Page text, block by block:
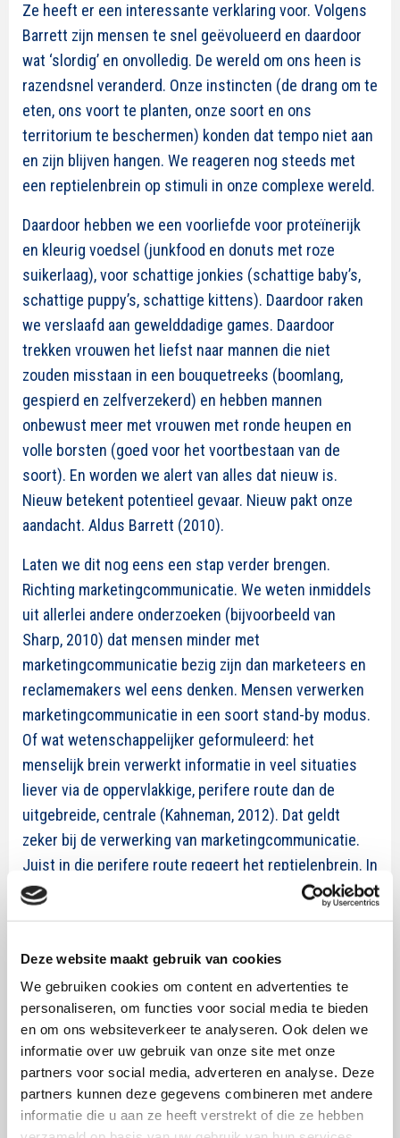
Deze website maakt gebruik van cookies
We gebruiken cookies om content en advertenties te
personaliseren, om functies voor social media te bieden
en om ons websiteverkeer te analyseren. Ook delen we
informatie over uw gebruik van onze site met onze
partners voor social media, adverteren en analyse. Deze
partners kunnen deze gegevens combineren met andere
informatie die u aan ze heeft verstrekt of die ze hebben
Ze heeft er een interessante verklaring voor. Volgens
Barrett zijn mensen te snel geëvolueerd en daardoor
wat ‘slordig’ en onvolledig. De wereld om ons heen is
razendsnel veranderd. Onze instincten (de drang om te
eten, ons voort te planten, onze soort en ons
territorium te beschermen) konden dat tempo niet aan
en zijn blijven hangen. We reageren nog steeds met
een reptielenbrein op stimuli in onze complexe wereld.
Daardoor hebben we een voorliefde voor proteïnerijk
en kleurig voedsel (junkfood en donuts met roze
suikerlaag), voor schattige jonkies (schattige baby’s,
schattige puppy’s, schattige kittens). Daardoor raken
we verslaafd aan gewelddadige games. Daardoor
trekken vrouwen het liefst naar mannen die niet
zouden misstaan in een bouquetreeks (boomlang,
gespierd en zelfverzekerd) en hebben mannen
onbewust meer met vrouwen met ronde heupen en
volle borsten (goed voor het voortbestaan van de
soort). En worden we alert van alles dat nieuw is.
Nieuw betekent potentieel gevaar. Nieuw pakt onze
aandacht. Aldus Barrett (2010).
Laten we dit nog eens een stap verder brengen.
Richting marketingcommunicatie. We weten inmiddels
uit allerlei andere onderzoeken (bijvoorbeeld van
Sharp, 2010) dat mensen minder met
marketingcommunicatie bezig zijn dan marketeers en
reclamemakers wel eens denken. Mensen verwerken
marketingcommunicatie in een soort stand-by modus.
Of wat wetenschappelijker geformuleerd: het
menselijk brein verwerkt informatie in veel situaties
liever via de oppervlakkige, perifere route dan de
uitgebreide, centrale (Kahneman, 2012). Dat geldt
zeker bij de verwerking van marketingcommunicatie.
Juist in die perifere route regeert het reptielenbrein. In
die perifere route krijgt de ratio weinig kans om dat
stimuli inzetten om communicatie effectiever te
maken.
Ik pleit niet voor communicatie die volgepropt is met
Kim Kardashians en Labradorpuppy’s. Dat is veel te plat
en niet nieuw (en nieuw is ook een supernormal
stimulus). Ik pleit wel voor communicatie die
verrassend speelt met onze instincten. Zoals de Old